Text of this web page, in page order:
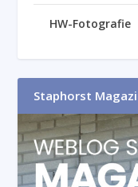
HW-Fotografie
Staphorst